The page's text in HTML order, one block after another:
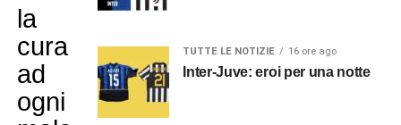
la
cura
ad
ogni
TUTTE LE NOTIZIE 16 ore ago
Inter-Juve: eroi per una notte